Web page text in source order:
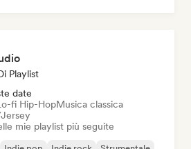
Playlist
date
fi Hip-HopMusica classica
mie playlist più seguite